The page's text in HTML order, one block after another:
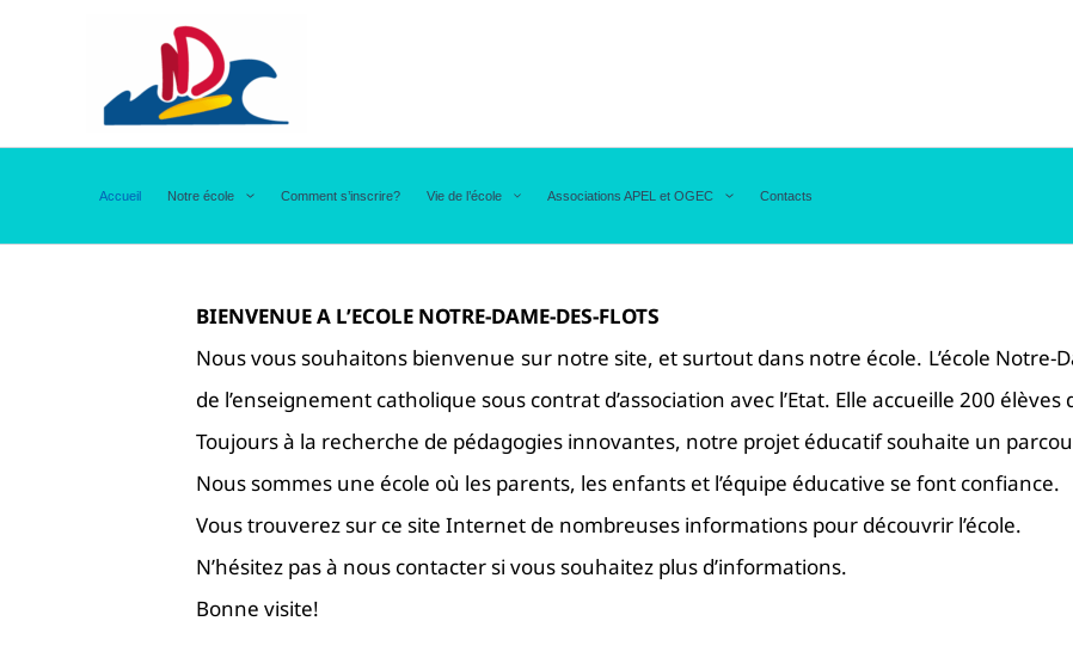
Accueil Notre école Comment s’inscrire? Vie de l’école Associations APEL et OGEC Contacts
BIENVENUE A L’ECOLE NOTRE-DAME-DES-FLOTS
Nous vous souhaitons bienvenue sur notre site, et surtout dans notre école. L’école Notre-
de l’enseignement catholique sous contrat d’association avec l’Etat. Elle accueille 200
Toujours à la recherche de pédagogies innovantes, notre projet éducatif souhaite un
Nous sommes une école où les parents, les enfants et l’équipe éducative se font confiance.
Vous trouverez sur ce site Internet de nombreuses informations pour découvrir l’école.
N’hésitez pas à nous contacter si vous souhaitez plus d’informations.
Bonne visite!